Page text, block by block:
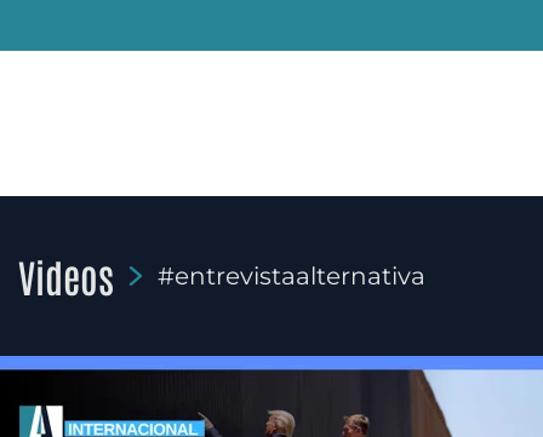
Videos #entrevistaalternativa